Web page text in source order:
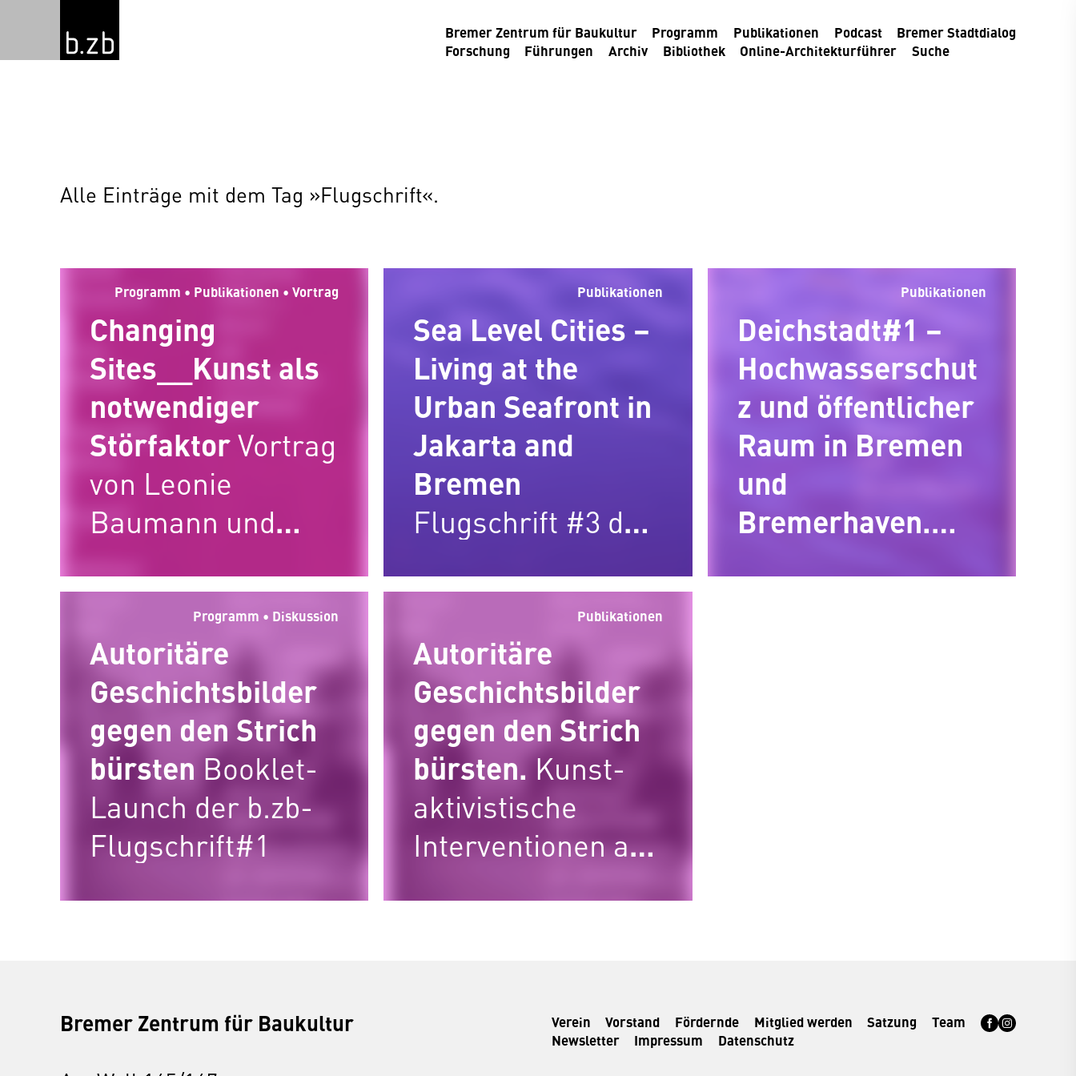
Bremer Zentrum für Baukultur Programm Publikationen Podcast
Bremer Stadtdialog
Forschung
Führungen Archiv Bibliothek Online-Architekturführer Suche
Alle Einträge mit dem Tag »Flugschrift«.
Programm • Publikationen • Vortrag
Changing
Sites__Kunst als
notwendiger
StörfaktorVortrag
von Leonie
Baumann und
Präsentation der
b.zb-flugschrift #4
Publikationen
Sea Level Cities –
Living at the
Urban Seafront in
Jakarta and
Bremen
Flugschrift #3 des
für Baukultur
Publikationen
Deichstadt#1 –
Hochwasserschut
z und öffentlicher
Raum in Bremen
und
Bremerhaven.
Programm • Diskussion
Autoritäre
Geschichtsbilder
gegen den Strich
bürsten Booklet-
Launch der b.zb-
Flugschrift#1
Publikationen
Autoritäre
Geschichtsbilder
gegen den Strich
bürsten.Kunst-
aktivistische
Interventionen an
Bremer Zentrum für Baukultur Verein Vorstand Fördernde Mitglied werden Satzung
Team
Newsletter
Impressum Datenschutz